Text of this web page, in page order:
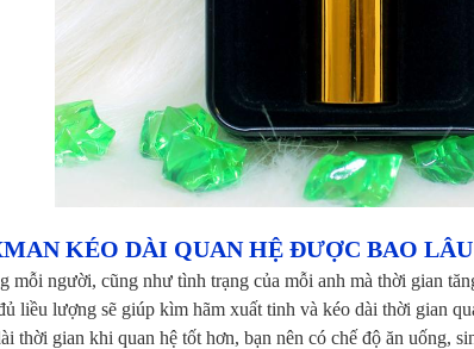
KÉO DÀI QUAN HỆ ĐƯỢC BAO
mỗi người, cũng như tình trạng của mỗi anh mà thời gian
liều lượng sẽ giúp kìm hãm xuất tinh và kéo dài thời gian
thời gian khi quan hệ tốt hơn, bạn nên có chế độ ăn uống,